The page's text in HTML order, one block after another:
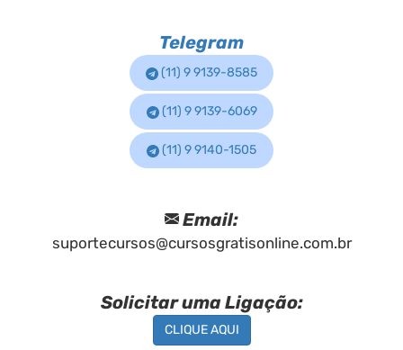
Telegram
(11) 9 9139-8585
(11) 9 9139-6069
(11) 9 9140-1505
Email:
suportecursos@cursosgratisonline.com.br
Solicitar uma Ligação:
CLIQUE AQUI